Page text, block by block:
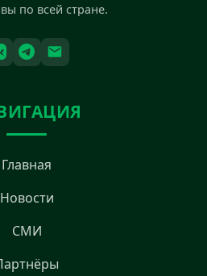
по всей стране.
Главная
Новости
СМИ